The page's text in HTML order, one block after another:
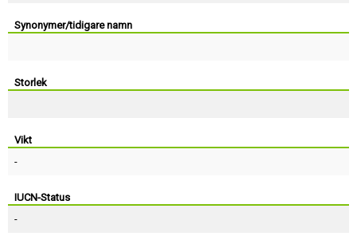
Synonymer/tidigare namn
Storlek
Vikt
-
IUCN-Status
-